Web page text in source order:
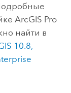
ArcGIS Pro
найти в
10.8,